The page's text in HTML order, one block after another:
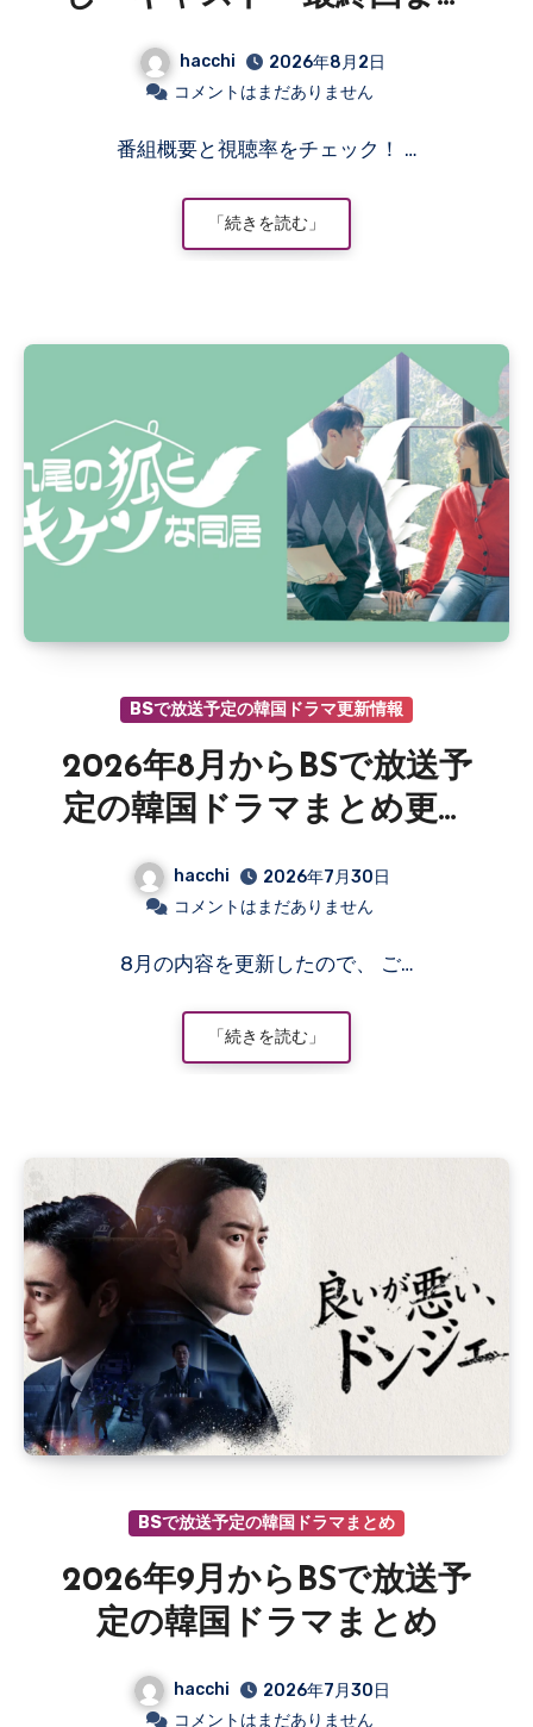
hacchi
2026年8月2日
コメントはまだありません
番組概要と視聴率をチェック！ …
「続きを読む」
BSで放送予定の韓国ドラマ更新情報
2026年8月からBSで放送予
定の韓国ドラマまとめ更新
hacchi
2026年7月30日
コメントはまだありません
8月の内容を更新したので、 ご…
「続きを読む」
BSで放送予定の韓国ドラマまとめ
2026年9月からBSで放送予
定の韓国ドラマまとめ
hacchi
2026年7月30日
コメントはまだありません